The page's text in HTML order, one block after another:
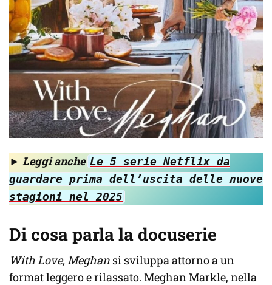
► Leggi anche Le 5 serie Netflix da
guardare prima dell’uscita delle nuove
stagioni nel 2025
Di cosa parla la docuserie
With Love, Meghan si sviluppa attorno a un
format leggero e rilassato. Meghan Markle, nella